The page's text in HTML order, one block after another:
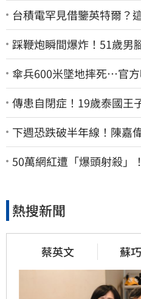
台積電罕見借鑒英特爾？
踩鞭炮瞬間爆炸！51歲
傘兵600米墜地摔死…官
傳患自閉症！19歲泰國王
下週恐跌破半年線！陳嘉
波」：空頭大屠殺剛開始
50萬網紅遭「爆頭射殺」
熱搜新聞
蔡英文 蘇